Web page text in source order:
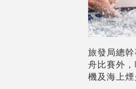
旅發局總
舟比賽外
機及海上